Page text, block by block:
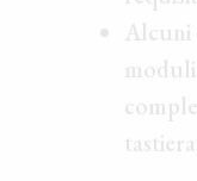
Alcuni